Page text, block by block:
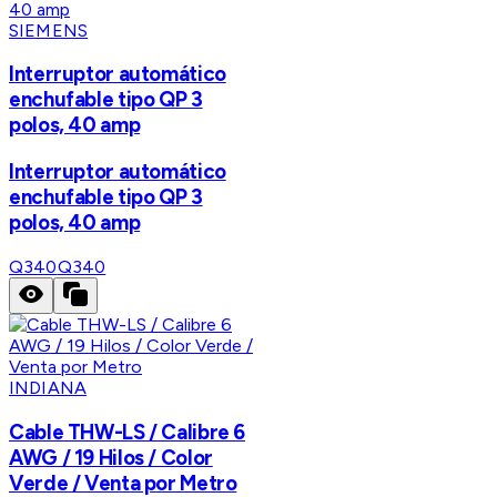
SIEMENS
Interruptor automático
enchufable tipo QP 3
polos, 40 amp
Interruptor automático
enchufable tipo QP 3
polos, 40 amp
Q340Q340
INDIANA
Cable THW-LS / Calibre 6
AWG / 19 Hilos / Color
Verde / Venta por Metro